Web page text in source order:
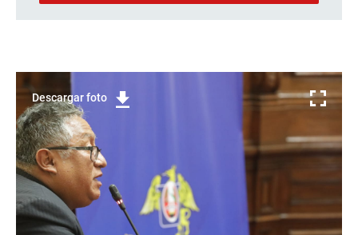
Descargar foto